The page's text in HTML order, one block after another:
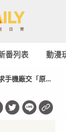
番列表 動漫
手機廠交「原始